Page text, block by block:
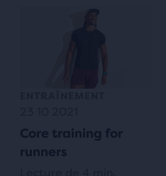
Core training for
runners